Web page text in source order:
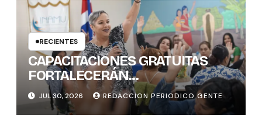
RECIENTES
CAPACITACIONES GRATUITAS
FORTALECERÁN
CONOCIMIENTOS Y
HABILIDADES BLANDAS DE LAS
MUJERES POLÍTICAS
JUL 30, 2026 REDACCION PERIODICO GENTE